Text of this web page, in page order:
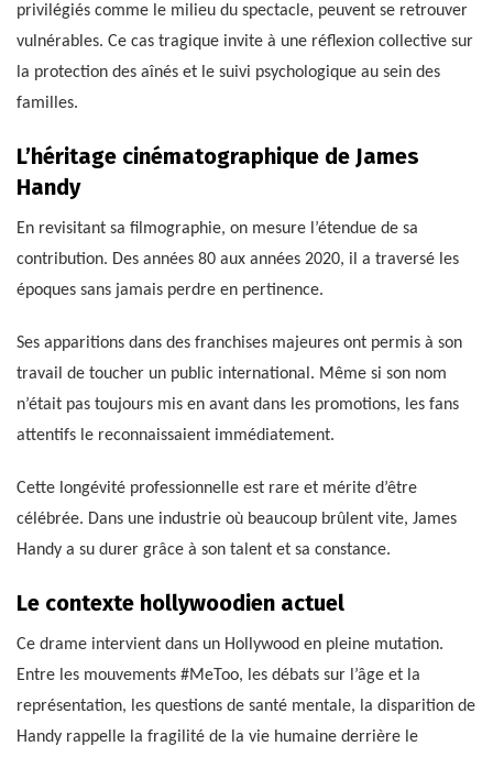
privilégiés comme le milieu du spectacle, peuvent se retrouver
vulnérables. Ce cas tragique invite à une réflexion collective sur
la protection des aînés et le suivi psychologique au sein des
familles.
L’héritage cinématographique de James
Handy
En revisitant sa filmographie, on mesure l’étendue de sa
contribution. Des années 80 aux années 2020, il a traversé les
époques sans jamais perdre en pertinence.
Ses apparitions dans des franchises majeures ont permis à son
travail de toucher un public international. Même si son nom
n’était pas toujours mis en avant dans les promotions, les fans
attentifs le reconnaissaient immédiatement.
Cette longévité professionnelle est rare et mérite d’être
célébrée. Dans une industrie où beaucoup brûlent vite, James
Handy a su durer grâce à son talent et sa constance.
Le contexte hollywoodien actuel
Ce drame intervient dans un Hollywood en pleine mutation.
Entre les mouvements #MeToo, les débats sur l’âge et la
représentation, les questions de santé mentale, la disparition de
Handy rappelle la fragilité de la vie humaine derrière le